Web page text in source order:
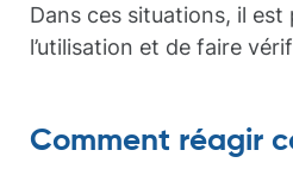
Dans ces situations, il
l’utilisation et de faire
Comment réagir